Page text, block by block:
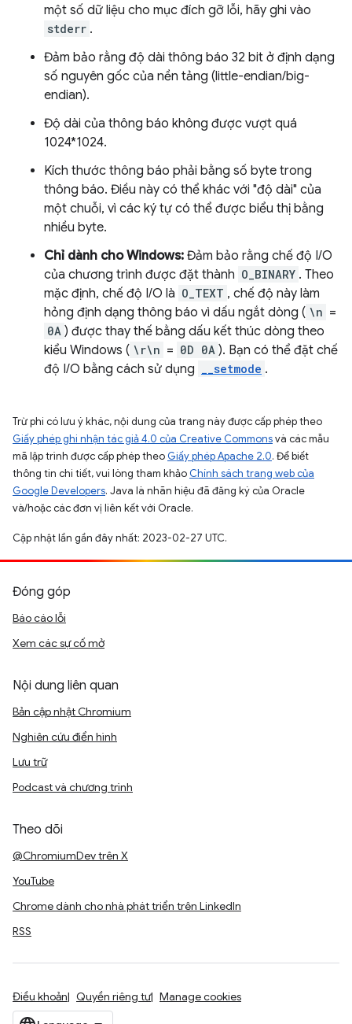
một số dữ liệu cho mục đích gỡ lỗi, hãy ghi vào
stderr .
Đảm bảo rằng độ dài thông báo 32 bit ở định dạng
số nguyên gốc của nền tảng (little-endian/big-
endian).
Độ dài của thông báo không được vượt quá
1024*1024.
Kích thước thông báo phải bằng số byte trong
thông báo. Điều này có thể khác với "độ dài" của
một chuỗi, vì các ký tự có thể được biểu thị bằng
nhiều byte.
Chỉ dành cho Windows: Đảm bảo rằng chế độ I/O
của chương trình được đặt thành O_BINARY . Theo
mặc định, chế độ I/O là O_TEXT , chế độ này làm
hỏng định dạng thông báo vì dấu ngắt dòng ( \n =
0A ) được thay thế bằng dấu kết thúc dòng theo
kiểu Windows ( \r\n = 0D 0A ). Bạn có thể đặt chế
độ I/O bằng cách sử dụng __setmode .
Trừ phi có lưu ý khác, nội dung của trang này được cấp phép theo
Giấy phép ghi nhận tác giả 4.0 của Creative Commonsvà các mẫu
mã lập trình được cấp phép theo Giấy phép Apache 2.0. Để biết
thông tin chi tiết, vui lòng tham khảo Chính sách trang web của
Google Developers. Java là nhãn hiệu đã đăng ký của Oracle
và/hoặc các đơn vị liên kết với Oracle.
Cập nhật lần gần đây nhất: 2023-02-27 UTC.
Đóng góp
Báo cáo lỗi
Xem các sự cố mở
Nội dung liên quan
Bản cập nhật Chromium
Nghiên cứu điển hình
Lưu trữ
Podcast và chương trình
Theo dõi
@ChromiumDev trên X
YouTube
Chrome dành cho nhà phát triển trên LinkedIn
RSS
Điều khoản Quyền riêng tư Manage cookies